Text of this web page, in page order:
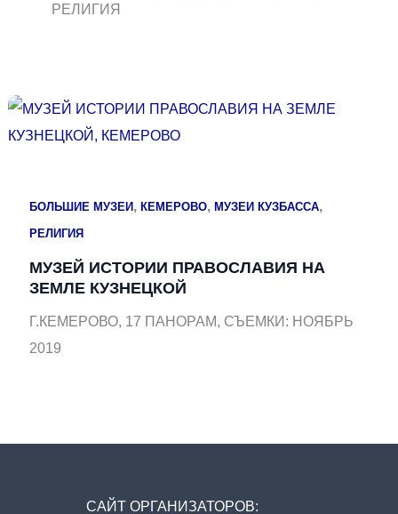
РЕЛИГИЯ
БОЛЬШИЕ МУЗЕИ ,КЕМЕРОВО,МУЗЕИ КУЗБАССА,
РЕЛИГИЯ
МУЗЕЙ ИСТОРИИ ПРАВОСЛАВИЯ НА
ЗЕМЛЕ КУЗНЕЦКОЙ
Г.КЕМЕРОВО, 17 ПАНОРАМ, СЪЕМКИ: НОЯБРЬ
2019
САЙТ ОРГАНИЗАТОРОВ: